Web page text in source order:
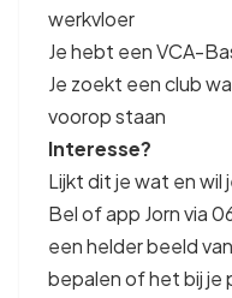
werkvloer
Je hebt een VCA-
Je zoekt een club
voorop staan
Interesse?
Lijkt dit je wat en wil
Bel of app Jorn via
een helder beeld
bepalen of het bij je